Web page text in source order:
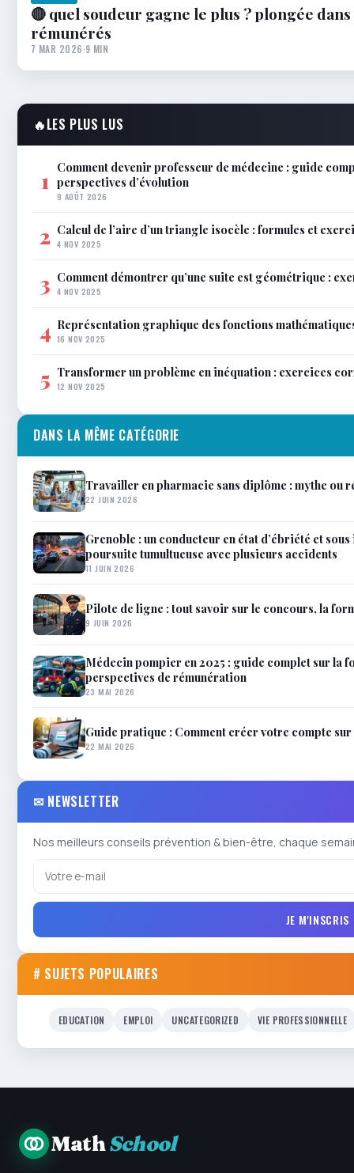
🔴 quel soudeur gagne le plus ? plongée
rémunérés
7 MAR 2026·9 MIN
🔥LES PLUS LUS
1 Comment devenir professeur de médecine : guide
perspectives d’évolution
9 AOÛT 2026
2 Calcul de l’aire d’un triangle isocèle : formules et
4 NOV 2025
3 Comment démontrer qu’une suite est géométrique :
4 NOV 2025
4 Représentation graphique des fonctions
16 NOV 2025
5 Transformer un problème en inéquation : exercices
12 NOV 2025
DANS LA MÊME CATÉGORIE
Travailler en pharmacie sans diplôme : mythe ou
22 JUIN 2026
Grenoble : un conducteur en état d’ébriété et
poursuite tumultueuse avec plusieurs accidents
11 JUIN 2026
Pilote de ligne : tout savoir sur le concours, la
9 JUIN 2026
Médecin pompier en 2025 : guide complet sur la
perspectives de rémunération
23 MAI 2026
Guide pratique : Comment créer votre compte
22 MAI 2026
✉ NEWSLETTER
Nos meilleurs conseils prévention & bien-être, chaque
JE M'INSCRIS
# SUJETS POPULAIRES
EDUCATION EMPLOI UNCATEGORIZED VIE PROFESSIONNELLE
MathSchool